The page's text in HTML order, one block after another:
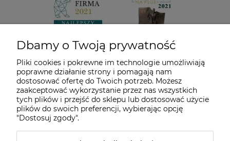
Dbamy o Twoją prywatność
Pliki cookies i pokrewne im technologie umożliwiają
poprawne działanie strony i pomagają nam
dostosować ofertę do Twoich potrzeb. Możesz
zaakceptować wykorzystanie przez nas wszystkich
tych plików i przejść do sklepu lub dostosować użycie
plików do swoich preferencji, wybierając opcję
"Dostosuj zgody".